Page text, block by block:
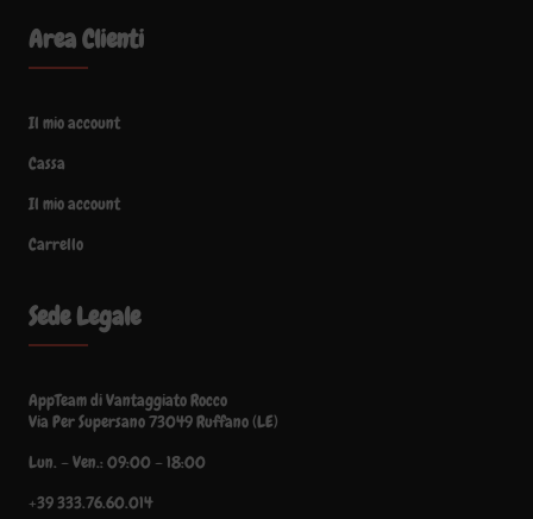
Area Clienti
Il mio account
Cassa
Il mio account
Carrello
Sede Legale
AppTeam di Vantaggiato Rocco
Via Per Supersano 73049 Ruffano (LE)
Lun. – Ven.: 09:00 – 18:00
+39 333.76.60.014